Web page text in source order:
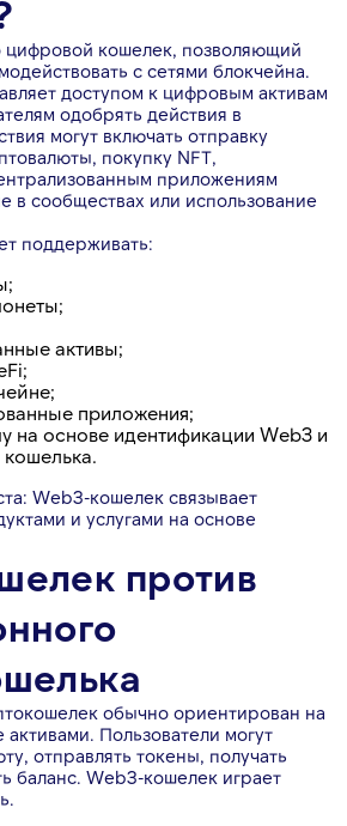
цифровой кошелек, позволяющий
с сетями блокчейна.
доступом к цифровым активам
одобрять действия в
могут включать отправку
покупку NFT,
приложениям
в сообществах или использование
поддерживать:
активы;
приложения;
на основе идентификации Web3 и
кошелька.
Web3-кошелек связывает
и услугами на основе
против
обычно ориентирован на
Пользователи могут
отправлять токены, получать
баланс. Web3-кошелек играет